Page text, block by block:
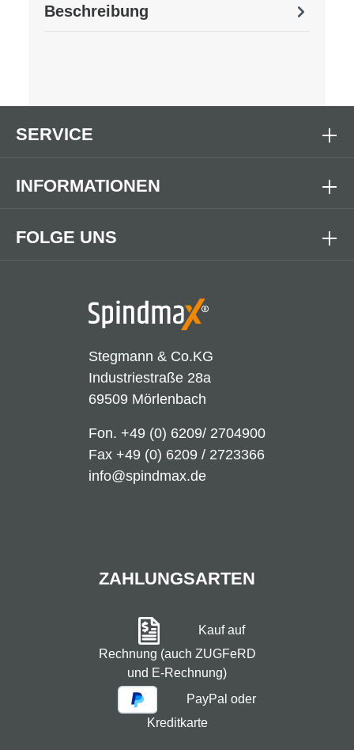
Beschreibung
Stegmann & Co.KG
Industriestraße 28a
69509 Mörlenbach
Fon. +49 (0) 6209/ 2704900
Fax +49 (0) 6209 / 2723366
info@spindmax.de
FOLGE UNS
SERVICE
INFORMATIONEN
ZAHLUNGSARTEN
Kauf auf
Rechnung (auch ZUGFeRD
und E-Rechnung)
PayPal oder
Kreditkarte